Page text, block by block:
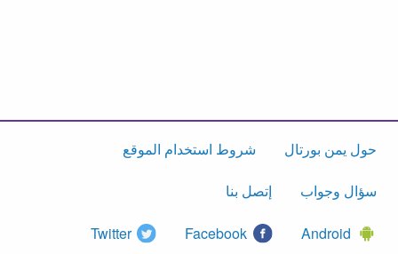
حول يمن بورتال شروط استخدام الموقع
سؤال وجواب إتصل بنا
Android
Facebook
Twitter